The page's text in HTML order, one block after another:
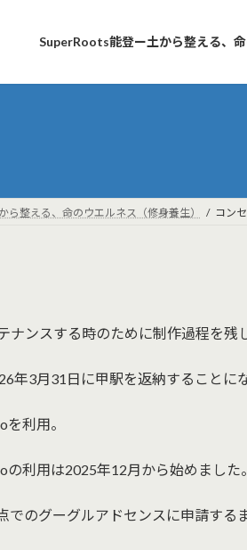
SuperRoots能登ー土から整える、命
ら整える、命のウエルネス（修身養生） コン
ナンスする時のために制作過程を残し
年3月31日に甲駅を返納することに
利用。
の利用は2025年12月から始めました。
でのグーグルアドセンスに申請する